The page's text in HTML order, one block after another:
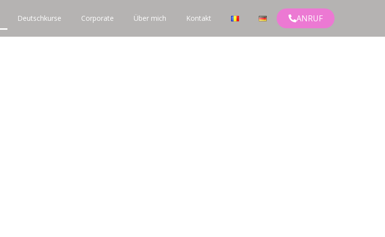
Deutschkurse Corporate Über mich Kontakt ANRUF